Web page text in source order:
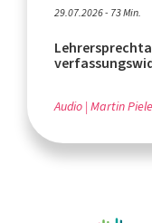
29.07.2026 - 73 Min.
Audio Martin